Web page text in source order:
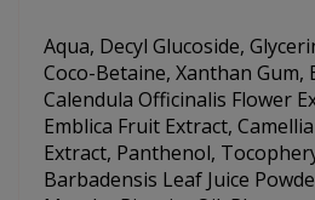
Aqua, Decyl Glucoside,
Coco-Betaine, Xanthan Gum,
Calendula Officinalis Flower
Emblica Fruit Extract,
Extract, Panthenol,
Barbadensis Leaf Juice